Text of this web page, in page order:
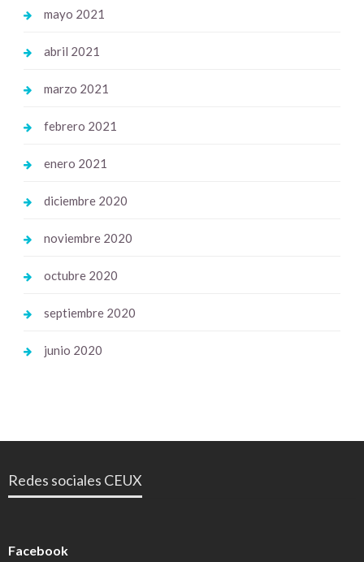
mayo 2021
abril 2021
marzo 2021
febrero 2021
enero 2021
diciembre 2020
noviembre 2020
octubre 2020
septiembre 2020
junio 2020
Redes sociales CEUX
Facebook